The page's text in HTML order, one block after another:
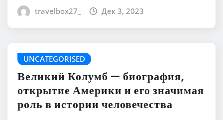
travelbox27_ Дек 3, 2023
UNCATEGORISED
Великий Колумб — биография,
открытие Америки и его значимая
роль в истории человечества